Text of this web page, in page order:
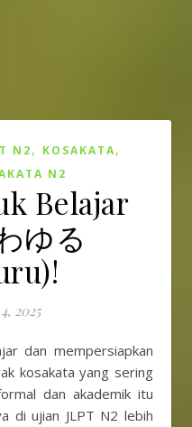
N2, KOSAKATA,
N2
Belajar
ゆる
2025
kosakata yang sering
dan akademik itu
di ujian JLPT N2 lebih